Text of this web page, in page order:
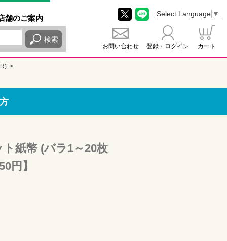
舗のご案内
検索
お問い合わせ 登録・ログイン カート
Select Language ▼
紙幣 (バラ1～20枚
円】